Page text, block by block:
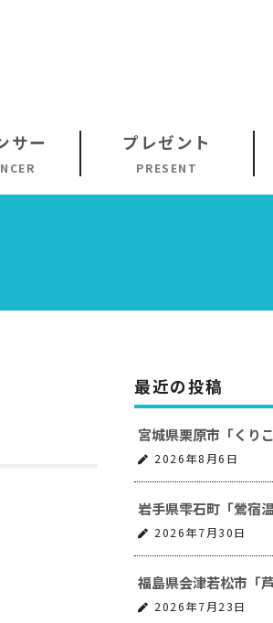
サー プレゼント
PRESENT
最近の投稿
宮城県栗原市「くり
2026年8月6日
岩手県雫石町「鶯宿温
2026年7月30日
福島県会津若松市「
2026年7月23日